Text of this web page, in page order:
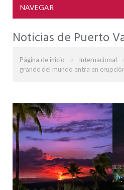
NAVEGAR
Noticias de Puerto
Página de inicio » Internacional
grande del mundo entra en